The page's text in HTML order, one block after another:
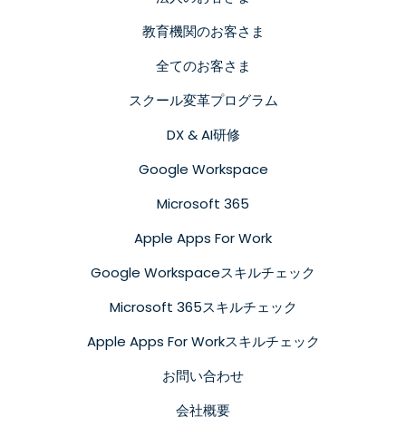
教育機関のお客さま
全てのお客さま
スクール変革プログラム
DX & AI研修
Google Workspace
Microsoft 365
Apple Apps For Work
Google Workspaceスキルチェック
Microsoft 365スキルチェック
Apple Apps For Workスキルチェック
お問い合わせ
会社概要